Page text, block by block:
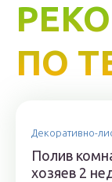
ПО
Декоративно-
Полив
хозяев 2